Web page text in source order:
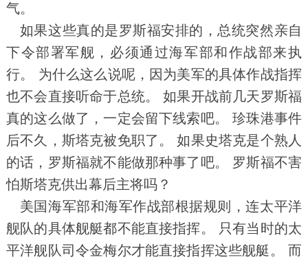
气。
如果这些真的是罗斯福安排的，总统突然亲自
下令部署军舰，必须通过海军部和作战部来执
行。 为什么这么说呢，因为美军的具体作战指挥
也不会直接听命于总统。 如果开战前几天罗斯福
真的这么做了，一定会留下线索吧。 珍珠港事件
后不久，斯塔克被免职了。 如果史塔克是个熟人
的话，罗斯福就不能做那种事了吧。 罗斯福不害
怕斯塔克供出幕后主将吗？
美国海军部和海军作战部根据规则，连太平洋
舰队的具体舰艇都不能直接指挥。 只有当时的太
平洋舰队司令金梅尔才能直接指挥这些舰艇。 而